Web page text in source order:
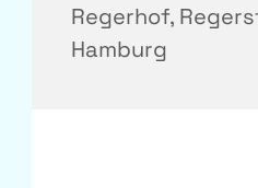
Regerhof,
Hamburg